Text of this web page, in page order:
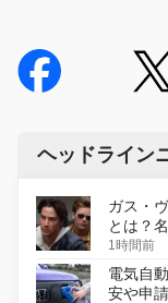
ヘッドライン
ガス・
とは？
初のデ
1時間前
電気自
安や申